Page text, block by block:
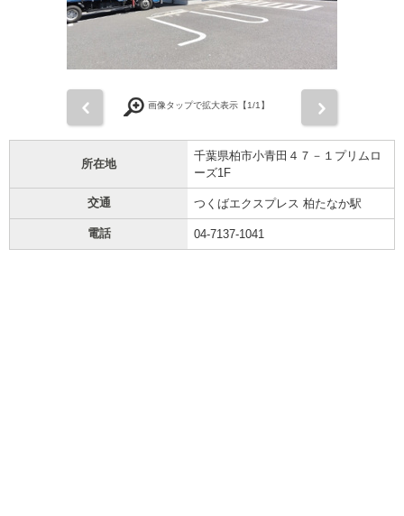
画像タップで拡大表示【1/1】
所在地
千葉県柏市小青田４７－１プリムロ
ーズ1F
交通 つくばエクスプレス 柏たなか駅
電話 04-7137-1041